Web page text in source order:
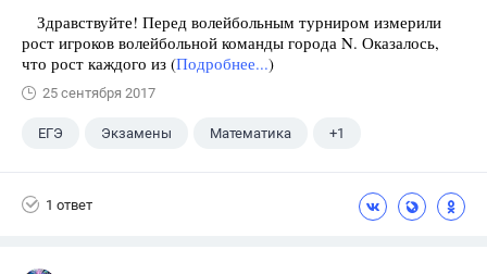
Здравствуйте! Перед волейбольным турниром измерили
рост игроков волейбольной команды города N. Оказалось,
что рост каждого из (Подробнее...)
25 сентября 2017
ЕГЭ Экзамены Математика +1
1 ответ